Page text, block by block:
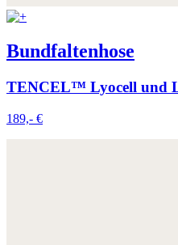
Bundfaltenhose
TENCEL™ Lyocell und
189,- €